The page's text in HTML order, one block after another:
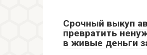
Срочный выкуп
превратить
в живые деньги